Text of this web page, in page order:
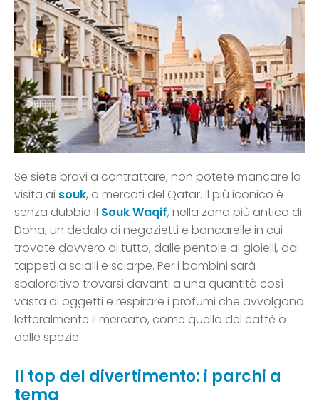
Se siete bravi a contrattare, non potete mancare la
visita ai souk, o mercati del Qatar. Il più iconico è
senza dubbio il Souk Waqif, nella zona più antica di
Doha, un dedalo di negozietti e bancarelle in cui
trovate davvero di tutto, dalle pentole ai gioielli, dai
tappeti a scialli e sciarpe. Per i bambini sarà
sbalorditivo trovarsi davanti a una quantità così
vasta di oggetti e respirare i profumi che avvolgono
letteralmente il mercato, come quello del caffè o
delle spezie.
Il top del divertimento: i parchi a
tema